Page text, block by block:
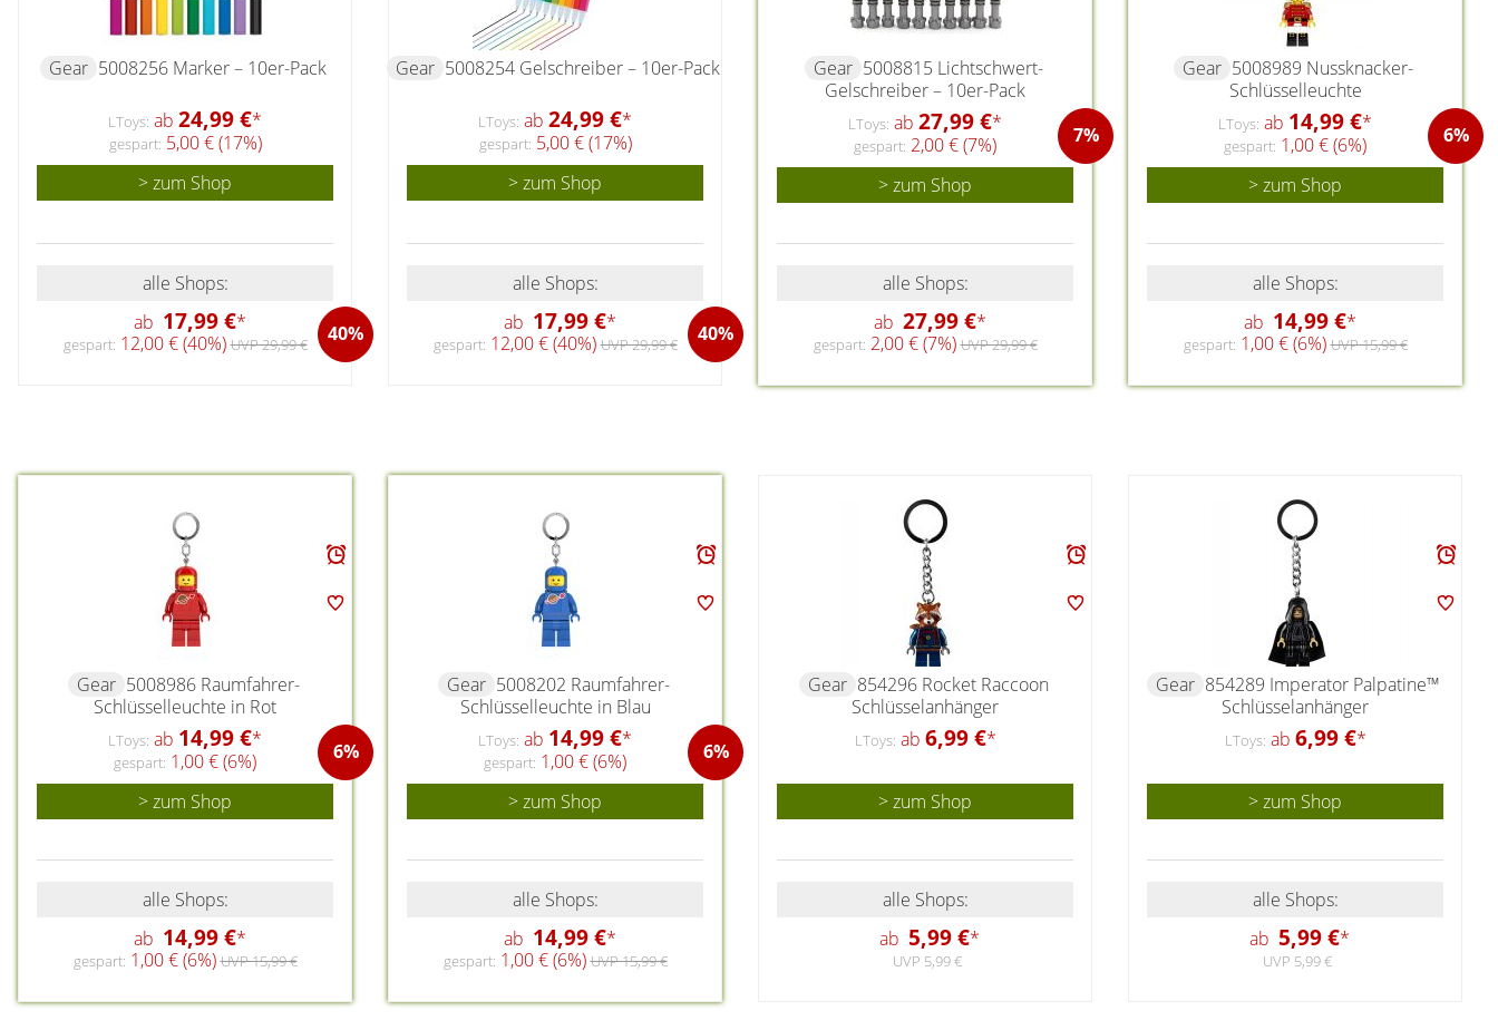
Gear 5008256 Marker – 10er-Pack
LToys: ab 24,99 €*
gespart: 5,00 € (17%)
> zum Shop
alle Shops:
ab 17,99 €* 40%
gespart: 12,00 € (40%)UVP 29,99 €
Gear 5008254 Gelschreiber – 10er-Pack
LToys: ab 24,99 €*
gespart: 5,00 € (17%)
> zum Shop
alle Shops:
ab 17,99 €* 40%
gespart: 12,00 € (40%)UVP 29,99 €
Gear 5008815 Lichtschwert-
Gelschreiber – 10er-Pack
LToys: ab 27,99 €*
7%
gespart: 2,00 € (7%)
> zum Shop
alle Shops:
ab 27,99 €*
gespart: 2,00 € (7%)UVP 29,99 €
Gear 5008989 Nussknacker-
Schlüsselleuchte
LToys: ab 14,99 €*
6%
gespart: 1,00 € (6%)
> zum Shop
alle Shops:
ab 14,99 €*
gespart: 1,00 € (6%)UVP 15,99 €
Gear 5008986 Raumfahrer-
Schlüsselleuchte in Rot
LToys: ab 14,99 €*
6%
gespart: 1,00 € (6%)
> zum Shop
alle Shops:
ab 14,99 €*
gespart: 1,00 € (6%)UVP 15,99 €
Gear 5008202 Raumfahrer-
Schlüsselleuchte in Blau
LToys: ab 14,99 €*
6%
gespart: 1,00 € (6%)
> zum Shop
alle Shops:
ab 14,99 €*
gespart: 1,00 € (6%)UVP 15,99 €
Gear 854296 Rocket Raccoon
Schlüsselanhänger
LToys: ab 6,99 €*
> zum Shop
alle Shops:
ab 5,99 €*
UVP 5,99 €
Gear 854289 Imperator Palpatine™
Schlüsselanhänger
LToys: ab 6,99 €*
> zum Shop
alle Shops:
ab 5,99 €*
UVP 5,99 €